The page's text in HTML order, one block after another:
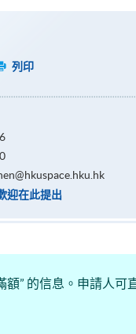
列印
迎在此提出
” 的信息。申請人可